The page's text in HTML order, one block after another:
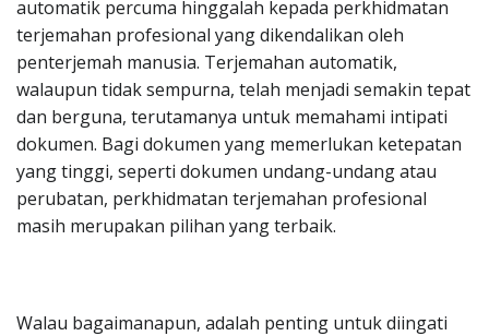
automatik percuma hinggalah kepada perkhidmatan
terjemahan profesional yang dikendalikan oleh
penterjemah manusia. Terjemahan automatik,
walaupun tidak sempurna, telah menjadi semakin tepat
dan berguna, terutamanya untuk memahami intipati
dokumen. Bagi dokumen yang memerlukan ketepatan
yang tinggi, seperti dokumen undang-undang atau
perubatan, perkhidmatan terjemahan profesional
masih merupakan pilihan yang terbaik.
Walau bagaimanapun, adalah penting untuk diingati